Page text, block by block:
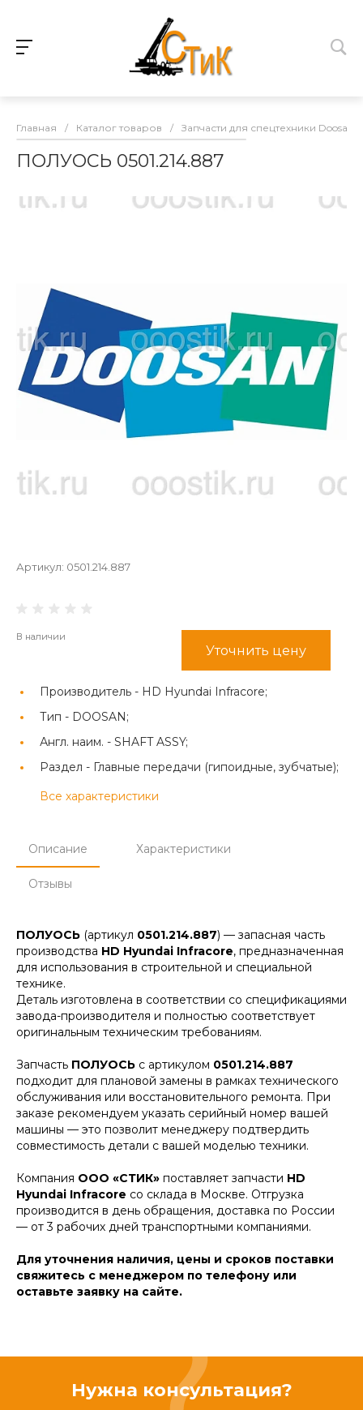
Главная / Каталог товаров / Запчасти для спецтехники Doosan
ПОЛУОСЬ 0501.214.887
Артикул: 0501.214.887
В наличии
Уточнить цену
Производитель - HD Hyundai Infracore;
Тип - DOOSAN;
Англ. наим. - SHAFT ASSY;
Раздел - Главные передачи (гипоидные, зубчатые);
Все характеристики
Описание Характеристики
Отзывы
ПОЛУОСЬ (артикул 0501.214.887) — запасная часть
производства HD Hyundai Infracore, предназначенная
для использования в строительной и специальной
технике.
Деталь изготовлена в соответствии со спецификациями
завода-производителя и полностью соответствует
оригинальным техническим требованиям.
Запчасть ПОЛУОСЬ с артикулом 0501.214.887
подходит для плановой замены в рамках технического
обслуживания или восстановительного ремонта. При
заказе рекомендуем указать серийный номер вашей
машины — это позволит менеджеру подтвердить
совместимость детали с вашей моделью техники.
Компания ООО «СТИК» поставляет запчасти HD
Hyundai Infracore со склада в Москве. Отгрузка
производится в день обращения, доставка по России
— от 3 рабочих дней транспортными компаниями.
Для уточнения наличия, цены и сроков поставки
свяжитесь с менеджером по телефону или
оставьте заявку на сайте.
Нужна консультация?